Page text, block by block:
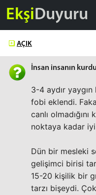
EkşiDuyuru
AÇIK
İnsan insanın
3-4 aydır
fobi eklendi.
canlı
noktaya kadar
Dün bir mesleki
gelişimci birisi
15-20 kişilik bir
tarzı bişeydi.